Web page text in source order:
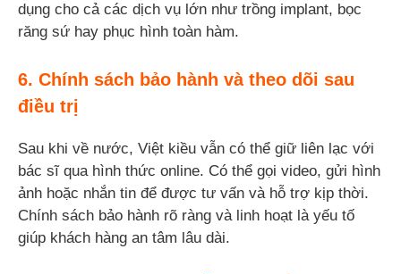
dụng cho cả các dịch vụ lớn như trồng implant, bọc
răng sứ hay phục hình toàn hàm.
6. Chính sách bảo hành và theo dõi sau
điều trị
Sau khi về nước, Việt kiều vẫn có thể giữ liên lạc với
bác sĩ qua hình thức online. Có thể gọi video, gửi hình
ảnh hoặc nhắn tin để được tư vấn và hỗ trợ kịp thời.
Chính sách bảo hành rõ ràng và linh hoạt là yếu tố
giúp khách hàng an tâm lâu dài.